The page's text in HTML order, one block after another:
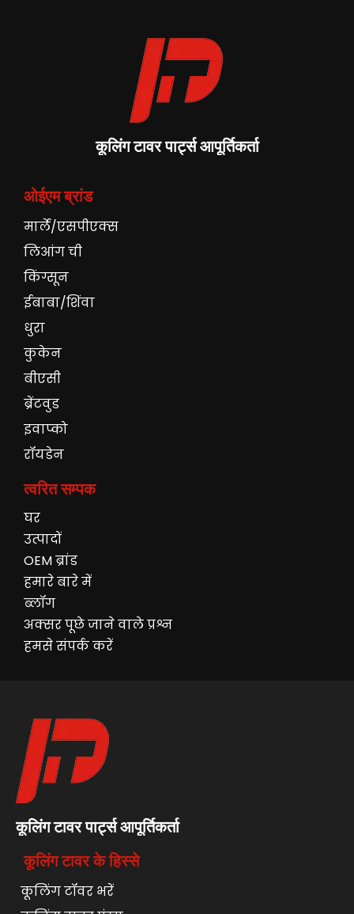
कूलिंग टावर पार्ट्स आपूर्तिकर्ता
ओईएम ब्रांड
मार्ले/एसपीएक्स
लिआंग ची
किंग्सून
ईबाबा/शिंवा
धुरा
कुकेन
बीएसी
ब्रेंटवुड
इवाप्को
रॉयडेन
त्वरित सम्पक
घर
उत्पादों
OEM ब्रांड
हमारे बारे में
ब्लॉग
अक्सर पूछे जाने वाले प्रश्न
हमसे संपर्क करें
कूलिंग टावर पार्ट्स आपूर्तिकर्ता
कूलिंग टावर के हिस्से
कूलिंग टॉवर भरें